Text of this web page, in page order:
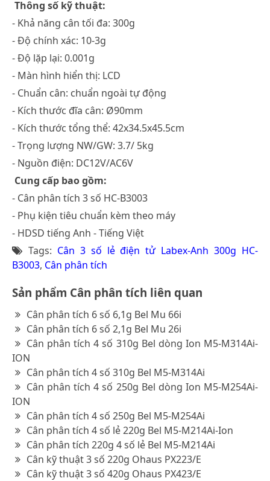
Thông số kỹ thuật:
- Khả năng cân tối đa: 300g
- Độ chính xác: 10-3g
- Độ lặp lại: 0.001g
- Màn hình hiển thị: LCD
- Chuẩn cân: chuẩn ngoài tự động
- Kích thước đĩa cân: Ø90mm
- Kích thước tổng thể: 42x34.5x45.5cm
- Trọng lượng NW/GW: 3.7/ 5kg
- Nguồn điện: DC12V/AC6V
Cung cấp bao gồm:
- Cân phân tích 3 số HC-B3003
- Phụ kiện tiêu chuẩn kèm theo máy
- HDSD tiếng Anh - Tiếng Việt
Tags: Cân 3 số lẻ điện tử Labex-Anh 300g HC-
B3003, Cân phân tích
Sản phẩm Cân phân tích liên quan
Cân phân tích 6 số 6,1g Bel Mu 66i
Cân phân tích 6 số 2,1g Bel Mu 26i
Cân phân tích 4 số 310g Bel dòng Ion M5-M314Ai-
ION
Cân phân tích 4 số 310g Bel M5-M314Ai
Cân phân tích 4 số 250g Bel dòng Ion M5-M254Ai-
ION
Cân phân tích 4 số 250g Bel M5-M254Ai
Cân phân tích 4 số lẻ 220g Bel M5-M214Ai-Ion
Cân phân tích 220g 4 số lẻ Bel M5-M214Ai
Cân kỹ thuật 3 số 220g Ohaus PX223/E
Cân kỹ thuật 3 số 420g Ohaus PX423/E